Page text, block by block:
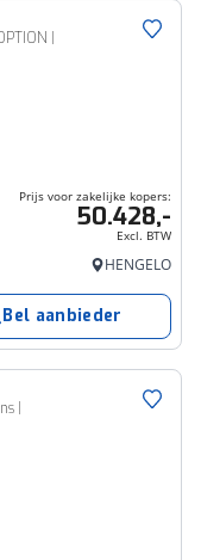
|
Prijs voor zakelijke kopers:
50.428,-
Excl. BTW
HENGELO
Bel aanbieder
|